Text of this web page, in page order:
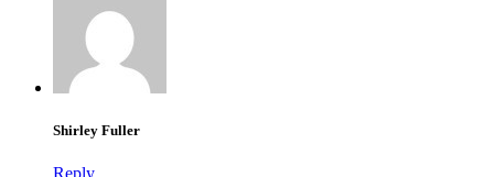
Shirley Fuller